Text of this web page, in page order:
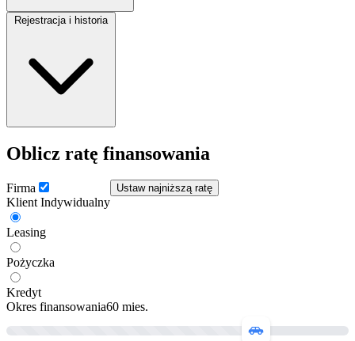
Skrzynia biegów:Manualna
Rejestracja i historia
Przebieg:130000 km
Kraj pochodzenia: D
Zarejestrowany w:
Polska
Oblicz ratę finansowania
Firma
Klient Indywidualny
Ustaw najniższą ratę
Leasing
Pożyczka
Kredyt
Okres finansowania60 mies.